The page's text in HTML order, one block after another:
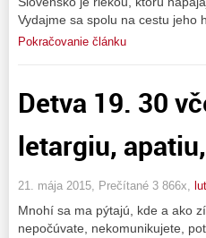
Vydajme sa spolu na cestu
Pokračovanie článku
Detva 19. 30
letargiu,
21. mája 2015, Prečítané 3 866x,
Mnohí sa ma pýtajú, kde a ako
nepočúvate, nekomunikujete,